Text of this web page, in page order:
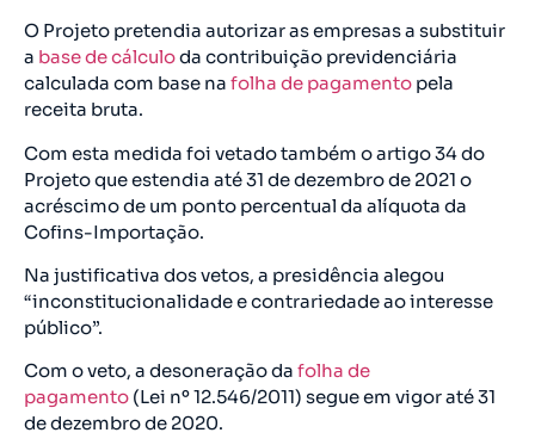
O Projeto pretendia autorizar as empresas a substituir
a base de cálculoda contribuição previdenciária
calculada com base na folha de pagamento pela
receita bruta.
Com esta medida foi vetado também o artigo 34 do
Projeto que estendia até 31 de dezembro de 2021 o
acréscimo de um ponto percentual da alíquota da
Cofins-Importação.
Na justificativa dos vetos, a presidência alegou
“inconstitucionalidade e contrariedade ao interesse
público”.
Com o veto, a desoneração da folha de
pagamento (Lei nº 12.546/2011) segue em vigor até 31
de dezembro de 2020.